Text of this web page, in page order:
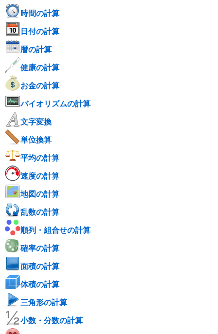
時間の計算
日付の計算
暦の計算
健康の計算
お金の計算
バイオリズムの計算
文字変換
単位換算
平均の計算
速度の計算
地図の計算
乱数の計算
順列・組合せの計算
確率の計算
面積の計算
体積の計算
三角形の計算
小数・分数の計算